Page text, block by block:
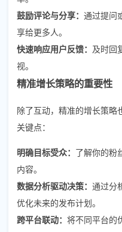
鼓励评论与分享： 通过提问
享给更多人。
快速响应用户反馈： 及时回
视。
精准增长策略的重要性
除了互动，精准的增长策略
关键点：
明确目标受众： 了解你的粉
内容。
数据分析驱动决策： 通过分
优化未来的发布计划。
跨平台联动： 将不同平台的